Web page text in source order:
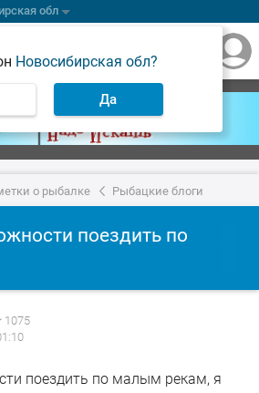
обл
Новосибирская обл?
Да
о рыбалке Рыбацкие блоги
поездить по
1075
поездить по малым рекам, я